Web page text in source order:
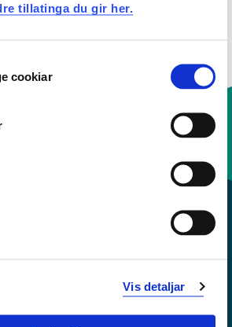
tillatinga du gir her.
cookiar
Vis detaljar